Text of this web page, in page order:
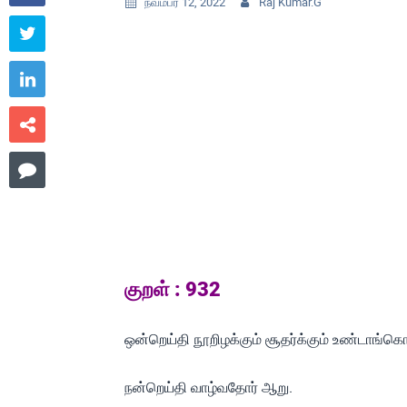
குறள் : 932
ஒன்றெய்தி நூறிழக்கும் சூதர்க்கும்
நன்றெய்தி வாழ்வதோர் ஆறு.



